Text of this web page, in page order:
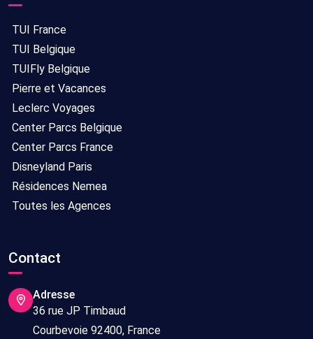
TUI France
TUI Belgique
TUIFly Belgique
Pierre et Vacances
Leclerc Voyages
Center Parcs Belgique
Center Parcs France
Disneyland Paris
Résidences Nemea
Toutes les Agences
Contact
Adresse
36 rue JP Timbaud
Courbevoie 92400, France